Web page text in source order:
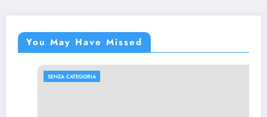
You May Have Missed
SENZA CATEGORIA